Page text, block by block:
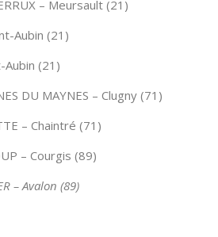
– Meursault (21)
Aubin (21)
Aubin (21)
DU MAYNES – Clugny (71)
– Chaintré (71)
– Courgis (89)
– Avalon (89)